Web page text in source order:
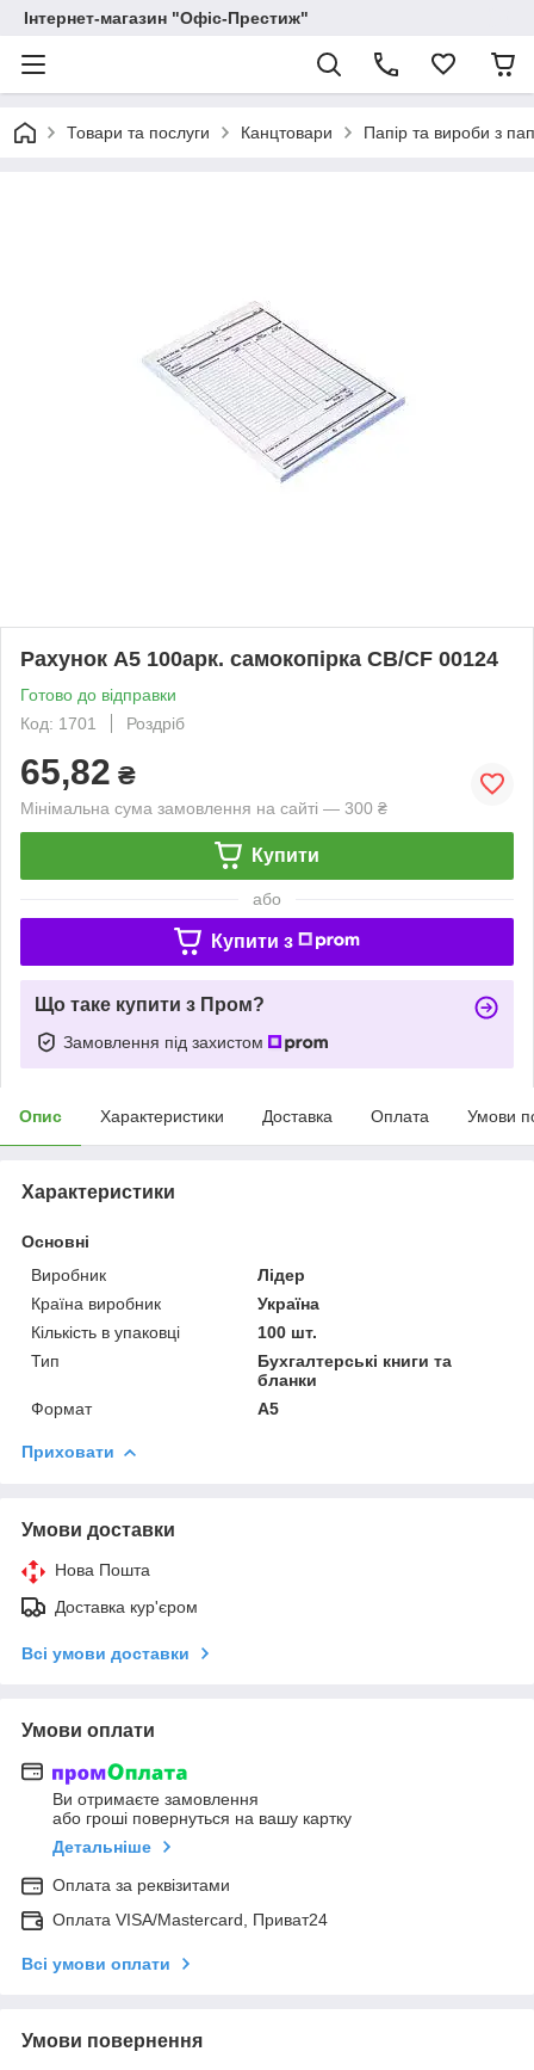
Інтернет-магазин "Офіс-Престиж"
Товари та послуги Канцтовари Папір та вироби з
Рахунок А5 100арк. самокопірка CB/CF 00124
Готово до відправки
Код: 1701
Роздріб
65,82 ₴
Мінімальна сума замовлення на сайті — 300 ₴
Купити
або
Купити з
Що таке купити з Пром?
Замовлення під захистом
Опис Характеристики Доставка Оплата Умови
Характеристики
Основні
Виробник
Лідер
Країна виробник
Україна
Кількість в упаковці
100 шт.
Тип
Бухгалтерські книги та
бланки
Формат
A5
Приховати
Умови доставки
Нова Пошта
Доставка кур'єром
Всі умови доставки
Умови оплати
Ви отримаєте замовлення
або гроші повернуться на вашу картку
Детальніше
Оплата за реквізитами
Оплата VISA/Mastercard, Приват24
Всі умови оплати
Умови повернення